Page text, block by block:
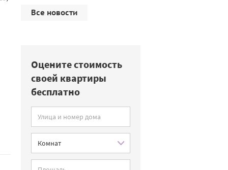
Все новости
Оцените стоимость
своей квартиры
бесплатно